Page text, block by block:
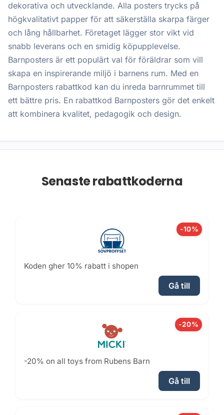
dekorativa och utvecklande. Alla posters trycks på
högkvalitativt papper för att säkerställa skarpa färger
och lång hållbarhet. Företaget lägger stor vikt vid
snabb leverans och en smidig köpupplevelse.
Barnposters är ett populärt val för föräldrar som vill
skapa en inspirerande miljö i barnens rum. Med en
Barnposters rabattkod kan du inreda barnrummet till
ett bättre pris. En rabattkod Barnposters gör det enkelt
att kombinera kvalitet, pedagogik och design.
Senaste rabattkoderna
-10%
Koden gher 10% rabatt i shopen
Gå till
-20%
-20% on all toys from Rubens Barn
Gå till